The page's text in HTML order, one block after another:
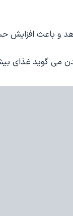
و باعث
می گوید غذای